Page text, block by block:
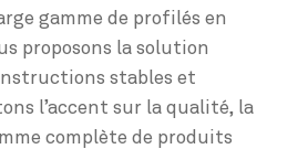
gamme de profilés en
proposons la solution
stables et
l’accent sur la qualité, la
complète de produits